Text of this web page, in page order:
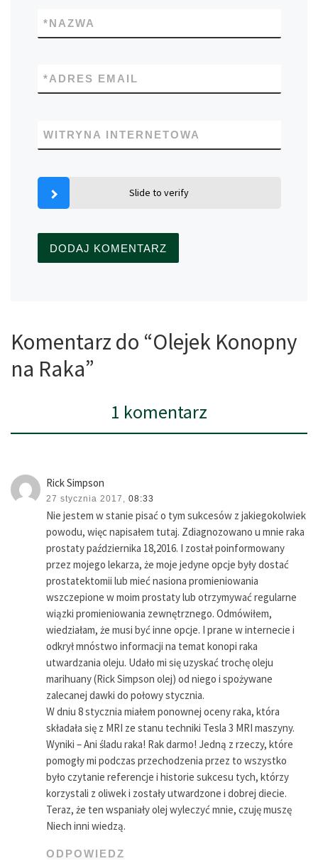
NAZWA
*
ADRES EMAIL
*
WITRYNA INTERNETOWA
Slide to verify
Komentarz do “Olejek Konopny
na Raka”
1 komentarz
Rick Simpson
27 stycznia 2017, 08:33
Nie jestem w stanie pisać o tym sukcesów z jakiegokolwiek
powodu, więc napisałem tutaj. Zdiagnozowano u mnie raka
prostaty października 18,2016. I został poinformowany
przez mojego lekarza, że ​​moje jedyne opcje były dostać
prostatektomii lub mieć nasiona promieniowania
wszczepione w moim prostaty lub otrzymywać regularne
wiązki promieniowania zewnętrznego. Odmówiłem,
wiedziałam, że musi być inne opcje. I prane w internecie i
odkrył mnóstwo informacji na temat konopi raka
utwardzania oleju. Udało mi się uzyskać trochę oleju
marihuany (Rick Simpson olej) od niego i spożywane
zalecanej dawki do połowy stycznia.
W dniu 8 stycznia miałem ponownej oceny raka, która
składała się z MRI ze stanu techniki Tesla 3 MRI maszyny.
Wyniki – Ani śladu raka! Rak darmo! Jedną z rzeczy, które
pomogły mi podczas przechodzenia przez to wszystko
było czytanie referencje i historie sukcesu tych, którzy
korzystali z oliwek i zostały utwardzone i dobrej diecie.
Teraz, że ten wspaniały olej wyleczyć mnie, czuję muszę
Niech inni wiedzą.
ODPOWIEDZ